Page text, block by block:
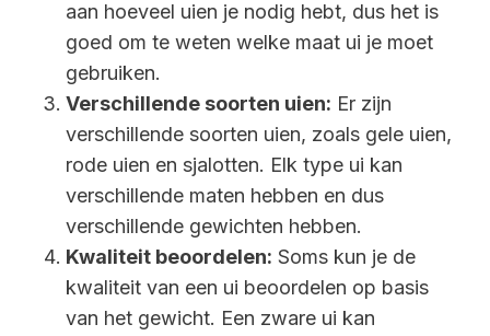
aan hoeveel uien je nodig hebt, dus het is
goed om te weten welke maat ui je moet
gebruiken.
Verschillende soorten uien: Er zijn
verschillende soorten uien, zoals gele uien,
rode uien en sjalotten. Elk type ui kan
verschillende maten hebben en dus
verschillende gewichten hebben.
Kwaliteit beoordelen: Soms kun je de
kwaliteit van een ui beoordelen op basis
van het gewicht. Een zware ui kan